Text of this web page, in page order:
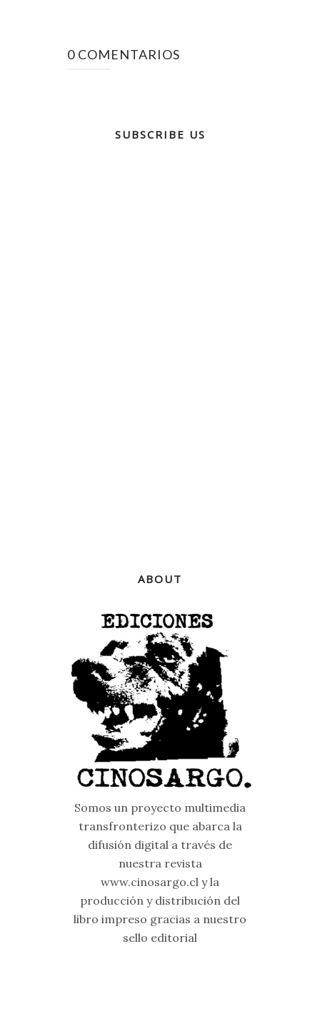
0 COMENTARIOS
SUBSCRIBE US
ABOUT
Somos un proyecto multimedia
transfronterizo que abarca la
difusión digital a través de
nuestra revista
www.cinosargo.cl y la
producción y distribución del
libro impreso gracias a nuestro
sello editorial